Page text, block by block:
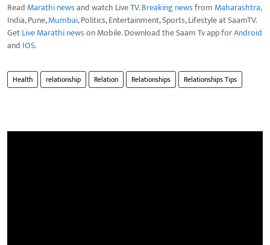
Read Marathi newsand watch Live TV.Breaking newsfrom Maharashtra,
India, Pune,Mumbai, Politics, Entertainment, Sports, Lifestyle at SaamTV.
GetLive Marathi newson Mobile. Download the Saam Tv app forAndroid
and IOS.
Health relationship Relation Relationships Relationships Tips